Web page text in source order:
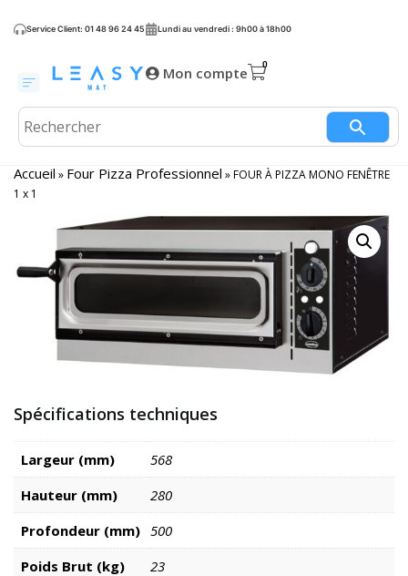
Service Client: 01 48 96 24 45 Lundi au vendredi : 9h00 à 18h00
Mon compte
Accueil » Four Pizza Professionnel »FOUR À PIZZA MONO FENÊTRE
1 x 1
Spécifications techniques
Largeur (mm)
568
Hauteur (mm)
280
Profondeur (mm) 500
Poids Brut (kg)
23